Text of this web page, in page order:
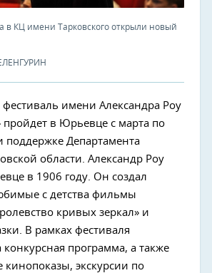
КЦ имени Тарковского открыли новый
фестиваль имени Александра Роу
пройдет в Юрьевце с марта по
поддержке Департамента
области. Александр Роу
в 1906 году. Он создал
с детства фильмы
кривых зеркал» и
В рамках фестиваля
программа, а также
кинопоказы, экскурсии по